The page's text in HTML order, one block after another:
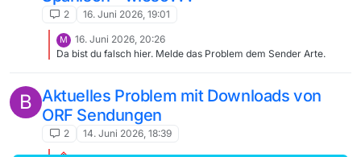
2 16. Juni 2026, 19:01
M
16. Juni 2026, 20:26
Da bist du falsch hier. Melde das Problem dem Sender Arte.
B Aktuelles Problem mit Downloads von
ORF Sendungen
2 14. Juni 2026, 18:39